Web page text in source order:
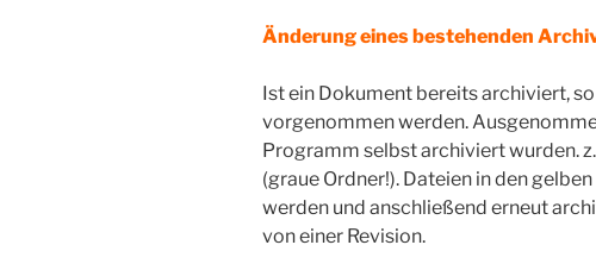
Änderung eines bestehenden
Ist ein Dokument bereits archiviert,
vorgenommen werden.
Programm selbst archiviert wurden.
(graue Ordner!). Dateien in den
werden und anschließend erneut
von einer Revision.